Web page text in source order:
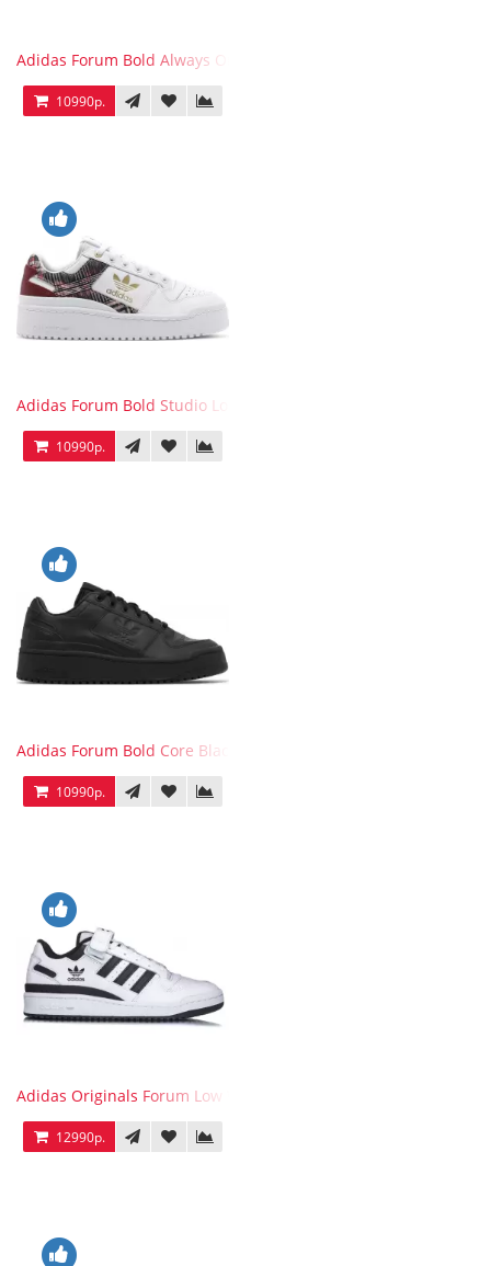
Adidas Forum Bold Always Original
10990р.
Adidas Forum Bold Studio London Checkered
10990р.
Adidas Forum Bold Core Black
10990р.
Adidas Originals Forum Low WB White Black
12990р.